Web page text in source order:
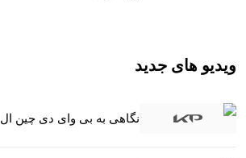
ویدیو های جدید
نگاهی به بی وای دی چین ال